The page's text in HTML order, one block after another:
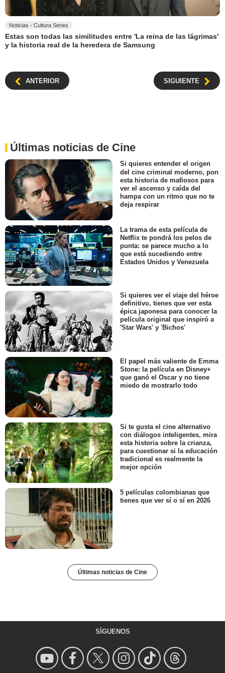
Noticias - Cultura Series
Estas son todas las similitudes entre 'La reina de las lágrimas'
y la historia real de la heredera de Samsung
ANTERIOR SIGUIENTE
Últimas noticias de Cine
Si quieres entender el origen
del cine criminal moderno, pon
esta historia de mafiosos para
ver el ascenso y caída del
hampa con un ritmo que no te
deja respirar
La trama de esta película de
Netflix te pondrá los pelos de
punta: se parece mucho a lo
que está sucediendo entre
Estados Unidos y Venezuela
Si quieres ver el viaje del héroe
definitivo, tienes que ver esta
épica japonesa para conocer la
película original que inspiró a
'Star Wars' y 'Bichos'
El papel más valiente de Emma
Stone: la película en Disney+
que ganó el Oscar y no tiene
miedo de mostrarlo todo
Si te gusta el cine alternativo
con diálogos inteligentes, mira
esta historia sobre la crianza,
para cuestionar si la educación
tradicional es realmente la
mejor opción
5 películas colombianas que
tienes que ver sí o sí en 2026
Últimas noticias de Cine
SÍGUENOS